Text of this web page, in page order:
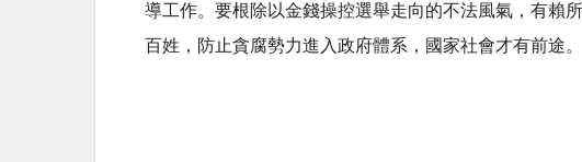
導工作。要根除以金錢操控選舉走向的不法風氣，有賴
百姓，防止貪腐勢力進入政府體系，國家社會才有前途。